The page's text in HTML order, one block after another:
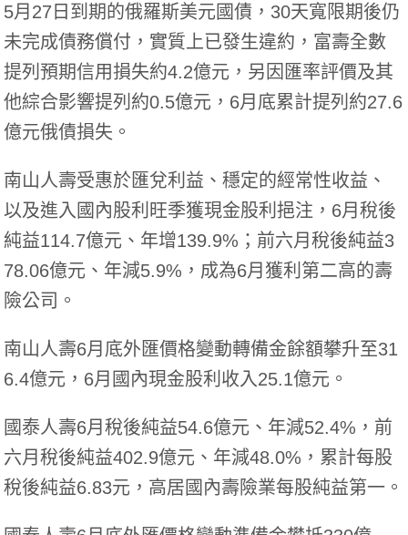
5月27日到期的俄羅斯美元國債，30天寬限期後仍
未完成債務償付，實質上已發生違約，富壽全數
提列預期信用損失約4.2億元，另因匯率評價及其
他綜合影響提列約0.5億元，6月底累計提列約27.6
億元俄債損失。
南山人壽受惠於匯兌利益、穩定的經常性收益、
以及進入國內股利旺季獲現金股利挹注，6月稅後
純益114.7億元、年增139.9%；前六月稅後純益3
78.06億元、年減5.9%，成為6月獲利第二高的壽
險公司。
南山人壽6月底外匯價格變動轉備金餘額攀升至31
6.4億元，6月國內現金股利收入25.1億元。
國泰人壽6月稅後純益54.6億元、年減52.4%，前
六月稅後純益402.9億元、年減48.0%，累計每股
稅後純益6.83元，高居國內壽險業每股純益第一。